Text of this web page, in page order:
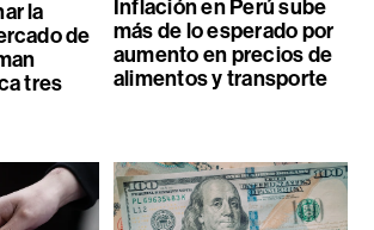
la
de
tres
Inflación en Perú sube
más de lo esperado por
aumento en precios de
alimentos y transporte